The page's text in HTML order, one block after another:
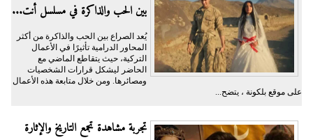
بين الحب والذاكرة في مسلسل أنت...
يُعد الصراع بين الحب والذاكرة من أكثر
المحاور الدرامية تأثيرًا في الأعمال
التركية، حيث يتقاطع الماضي مع
الحاضر ليشكل قرارات الشخصيات
ومصائرها. ومن خلال متابعة هذه الأعمال
على موقع بلكونة ، يتضح...
تجربة مشاهدة تجمع التاريخ والإثارة